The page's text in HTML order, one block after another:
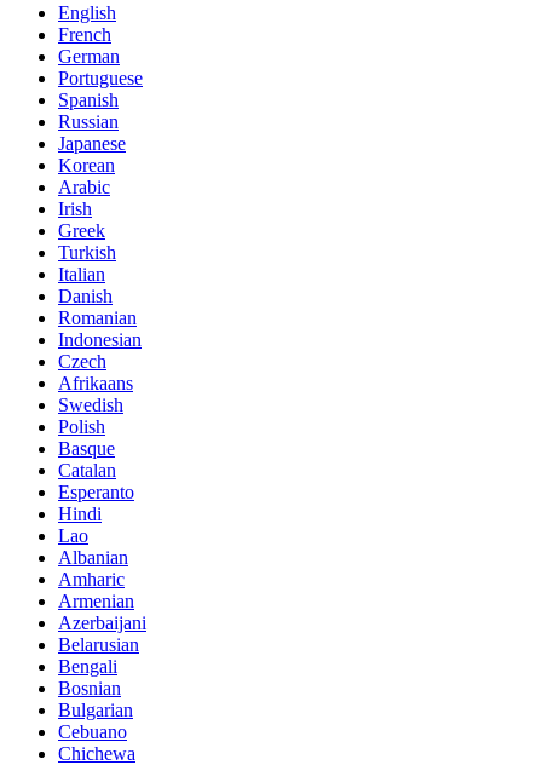
English
French
German
Portuguese
Spanish
Russian
Japanese
Korean
Arabic
Irish
Greek
Turkish
Italian
Danish
Romanian
Indonesian
Czech
Afrikaans
Swedish
Polish
Basque
Catalan
Esperanto
Hindi
Lao
Albanian
Amharic
Armenian
Azerbaijani
Belarusian
Bengali
Bosnian
Bulgarian
Cebuano
Chichewa